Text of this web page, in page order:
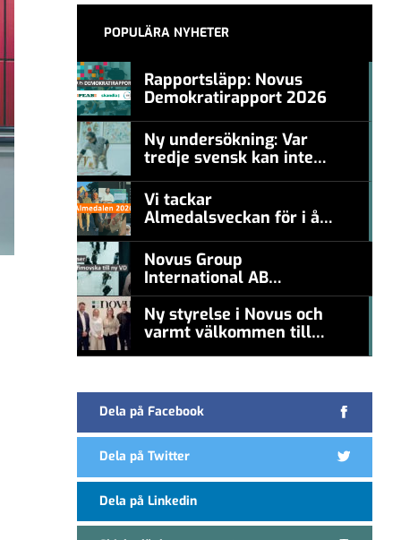
POPULÄRA NYHETER
Rapportsläpp: Novus
Demokratirapport 2026
Ny undersökning: Var
tredje svensk kan inte
nämna en levande
konstnär
Vi tackar
Almedalsveckan för i år!
Novus Group
International AB
appoints Ana
Serafimovska as new
CEO
Ny styrelse i Novus och
varmt välkommen till
Carl Piva
Dela på Facebook
Dela på Twitter
Dela på Linkedin